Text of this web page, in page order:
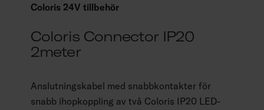
Coloris 24V tillbehör
Coloris Connector IP20
2meter
Anslutningskabel med snabbkontakter för
snabb ihopkoppling av två Coloris IP20 LED-